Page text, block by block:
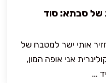
של סבתא: סוד
אותי ישר למטבח של
אני אופה המון,
...